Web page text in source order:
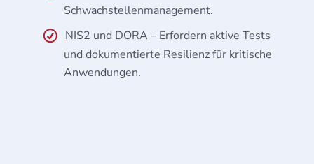
Schwachstellenmanagement.
NIS2 und DORA – Erfordern aktive Tests
und dokumentierte Resilienz für kritische
Anwendungen.